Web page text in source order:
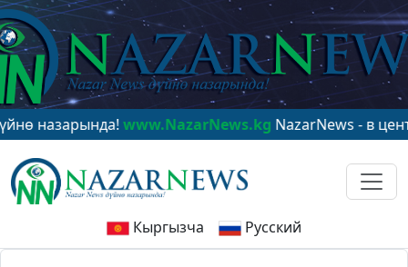
www.NazarNews.kgNazarNews - в центре
Кыргызча Русский